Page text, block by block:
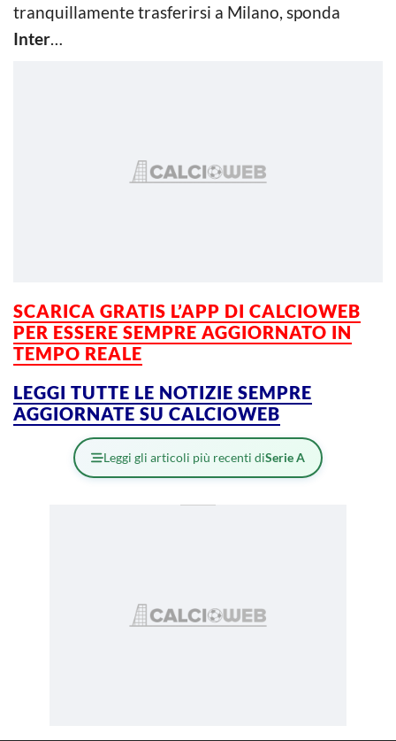
tranquillamente trasferirsi a Milano, sponda
Inter…
SCARICA GRATIS L’APP DI CALCIOWEB
PER ESSERE SEMPRE AGGIORNATO IN
TEMPO REALE
LEGGI TUTTE LE NOTIZIE SEMPRE
AGGIORNATE SU CALCIOWEB
Leggi gli articoli più recenti diSerie A